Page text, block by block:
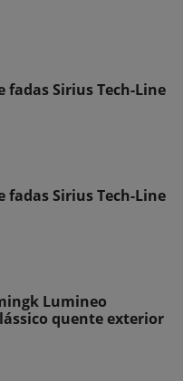
fadas Sirius Tech-Line
fadas Sirius Tech-Line
Lumineo
quente exterior